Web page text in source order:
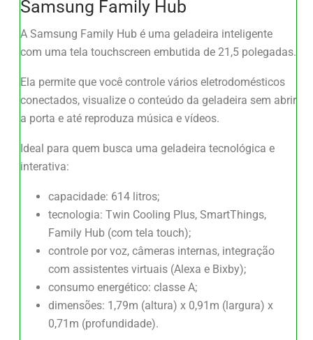
Samsung Family Hub
A Samsung Family Hub é uma geladeira inteligente
com uma tela touchscreen embutida de 21,5 polegadas.
Ela permite que você controle vários eletrodomésticos
conectados, visualize o conteúdo da geladeira sem abrir
a porta e até reproduza música e vídeos.
Ideal para quem busca uma geladeira tecnológica e
interativa:
capacidade: 614 litros;
tecnologia: Twin Cooling Plus, SmartThings,
Family Hub (com tela touch);
controle por voz, câmeras internas, integração
com assistentes virtuais (Alexa e Bixby);
consumo energético: classe A;
dimensões: 1,79m (altura) x 0,91m (largura) x
0,71m (profundidade).